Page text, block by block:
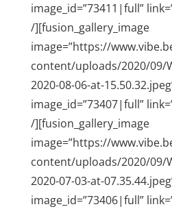
image_id=”73411|full”
/][fusion_gallery_image
image=”https://
content/uploads/2020/09/
2020-08-06-at-
image_id=”73407|full”
/][fusion_gallery_image
image=”https://
content/uploads/2020/09/
2020-07-03-at-
image_id=”73406|full”